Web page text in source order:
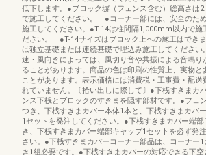
低下します。●ブロック塀（フェンス含む）総高さは
で施工してください。 ●コーナー部には、安全のた
施工してください。●T-14は柱間隔1,000mm以内で施
ださい。 ●T-14サイズはブロック上への施工はでき
は独立基礎または連続基礎で埋込み施工してくださ
速・風向きによっては、風切り音や共振による音鳴り
ることがあります。商品の色は印刷の性質上、実物と
ことがあります。表示価格には消費税・工事費・配送
れていません。〔拾い出しに際して〕●下桟すきまカ
ンス下桟とブロックのすきまを隠す部材です。●フェ
つき、下桟すきまカバー本体1本と、下桟すきまカバ
1セットを発注してください。●下桟すきまカバー端部
き、下桟すきまカバー端部キャップ1セットを必ず発
さい。●下桟すきまカバーコーナー部品は、コーナー1
き1組必要です。●下桟すきまカバーの対応できる下空